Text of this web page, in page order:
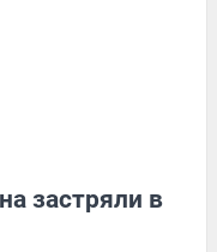
застряли в